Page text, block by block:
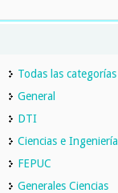
Todas las categorías
General
DTI
Ciencias e Ingeniería
FEPUC
Generales Ciencias